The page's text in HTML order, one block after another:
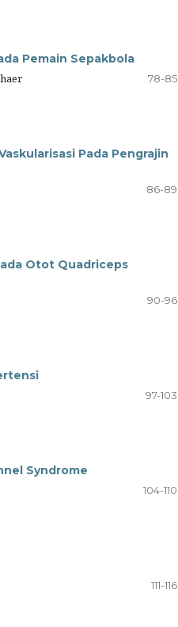
Pemain Sepakbola
78-85
Pada Pengrajin
86-89
Otot Quadriceps
90-96
97-103
Syndrome
104-110
111-116